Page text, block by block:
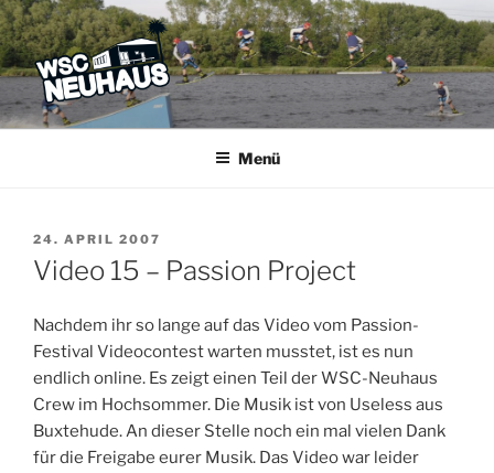
Zum
Inhalt
springen
WSC NEUHAUS
Der Verein mit dem Haus am See
Menü
VERÖFFENTLICHT
AM
24. APRIL 2007
Video 15 – Passion Project
Nachdem ihr so lange auf das Video vom Passion-
Festival Videocontest warten musstet, ist es nun
endlich online. Es zeigt einen Teil der WSC-Neuhaus
Crew im Hochsommer. Die Musik ist von Useless aus
Buxtehude. An dieser Stelle noch ein mal vielen Dank
für die Freigabe eurer Musik. Das Video war leider